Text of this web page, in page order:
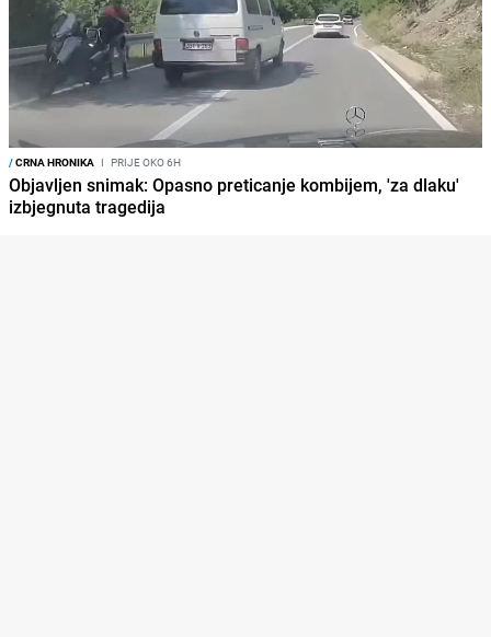
/CRNA HRONIKA I PRIJE OKO 6H
Objavljen snimak: Opasno preticanje kombijem, 'za dlaku'
izbjegnuta tragedija